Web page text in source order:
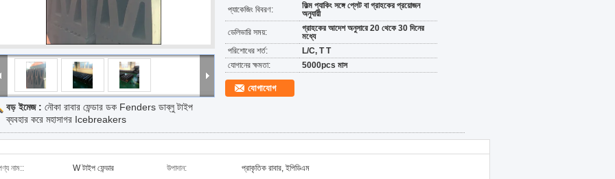
বড় ইমেজ : নৌকা রাবার ফেন্ডার ডক Fenders ডাব্লু টাইপ
ব্যবহার করে মহাসাগর Icebreakers
প্যাকেজিং বিবরণ:
ফিল্ম প্যাকিং সঙ্গে প্লেট বা গ্রাহকের প্রয়োজন
অনুযায়ী
ডেলিভারি সময়:
গ্রাহকের আদেশ অনুসারে 20 থেকে 30 দিনের
মধ্যে
পরিশোধের শর্ত:
L/C, T T
যোগানের ক্ষমতা:
5000pcs মাস
যোগাযোগ
নাম:: W টাইপ ফেন্ডার উপাদান: প্রাকৃতিক রাবার, ইপিডিএম